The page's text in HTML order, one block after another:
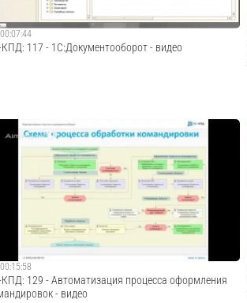
00:07:44
117 - 1С:Документооборот - видео
Закажите демонстрацию «1С:Документооборот», пройдя
по ссылке: http://elektronnij-dokumentooborot.1c-
kpd.ru/demo/?utm_source=youtube · · · · · · · · · · · · · · · · · · · ·
· · · · · · · · · · · · · · · · · · · · · · · · · · · Информация о...
Cмотреть видео
00:15:58
129 - Автоматизация процесса оформления
- видео